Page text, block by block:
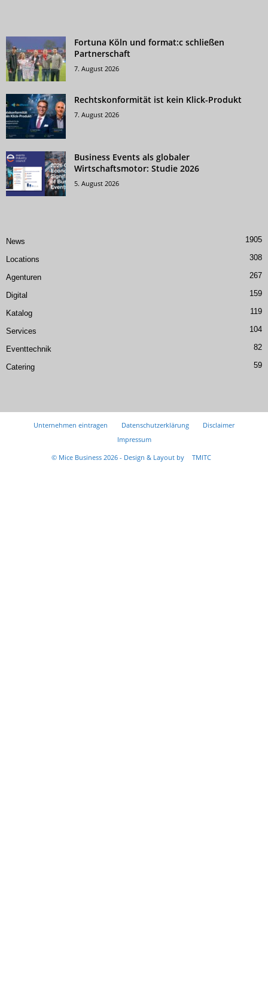
Fortuna Köln und format:c schließen
Partnerschaft
7. August 2026
Rechtskonformität ist kein Klick-Produkt
7. August 2026
Business Events als globaler
Wirtschaftsmotor: Studie 2026
5. August 2026
News 1905
Locations 308
Agenturen 267
Digital 159
Katalog 119
Services 104
Eventtechnik 82
Catering 59
Unternehmen eintragen Datenschutzerklärung
Disclaimer
Impressum
© Mice Business 2026 - Design & Layout by
TMITC